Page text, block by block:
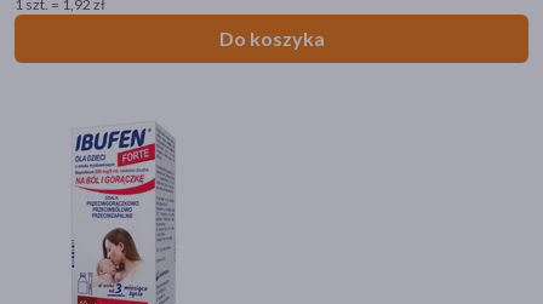
1 szt. = 1,92 zł
Do koszyka